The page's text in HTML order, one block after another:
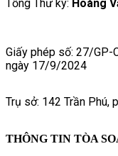
Tổng Thư ký: Hoàng
Giấy phép số: 27/GP-
ngày 17/9/2024
Trụ sở: 142 Trần Phú,
THÔNG TIN TÒA